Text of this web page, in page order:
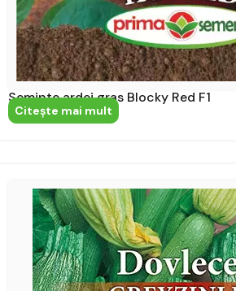
Seminte ardei gras Blocky Red F1
Citeşte mai mult